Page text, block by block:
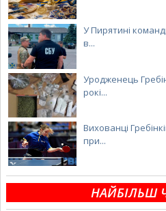
У Пирятині
в...
Уродженець
рокі...
Вихованці
при...
НАЙБІЛЬШ